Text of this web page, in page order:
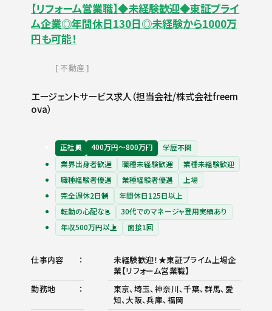
【リフォーム営業職】◆未経験歓迎◆東証プライ
ム企業◎年間休日130日◎未経験から1000万
円も可能！
不動産
エージェントサービス求人（担当会社/株式会社freem
ova）
正社員 400万円〜800万円
学歴不問
業界出身者歓迎
職種未経験歓迎
業種未経験歓迎
職種経験者優遇
業種経験者優遇
上場
完全週休2日制
年間休日125日以上
転勤の心配なし
30代でのマネージャ登用実績あり
年収500万円以上
面接1回
仕事内容
未経験歓迎！★東証プライム上場企
業【リフォーム営業職】
勤務地
東京、埼玉、神奈川、千葉、群馬、愛
知、大阪、兵庫、福岡